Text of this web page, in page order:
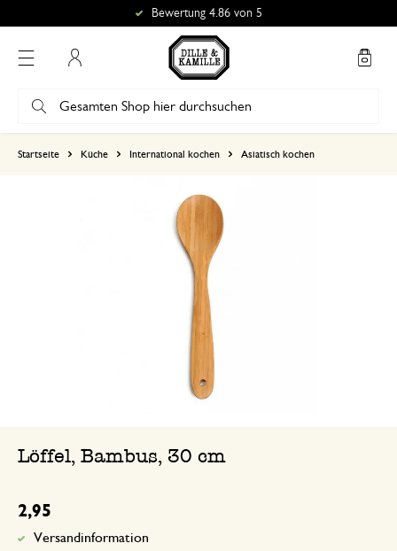
Bewertung 4.86 von 5
Startseite Küche International kochen Asiatisch kochen
Löffel, Bambus, 30 cm
2,95
Versandinformation